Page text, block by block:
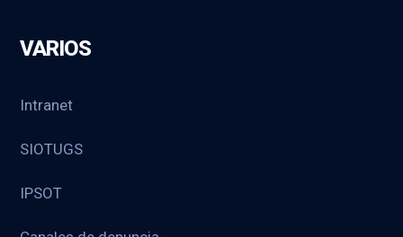
VARIOS
Intranet
SIOTUGS
IPSOT